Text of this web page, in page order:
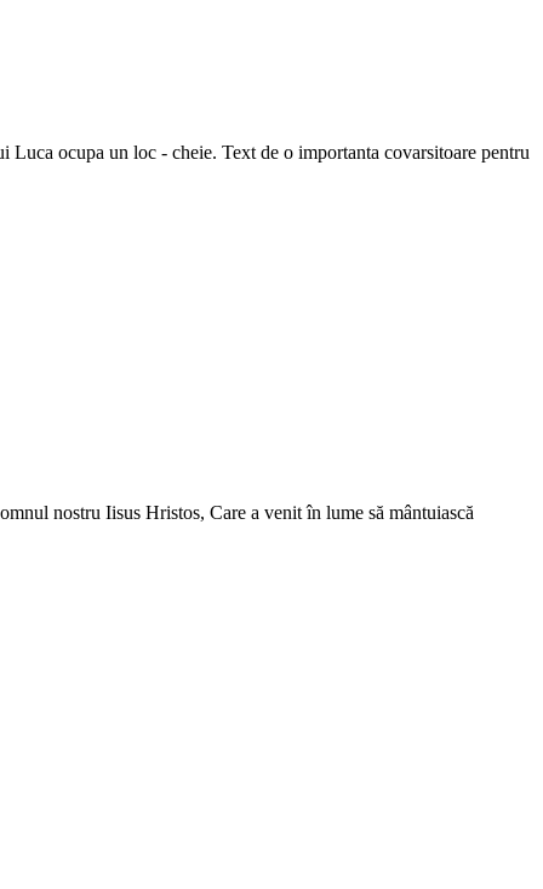
ocupa un loc - cheie. Text de o importanta covarsitoare pentru
nostru Iisus Hristos, Care a venit în lume să mântuiască